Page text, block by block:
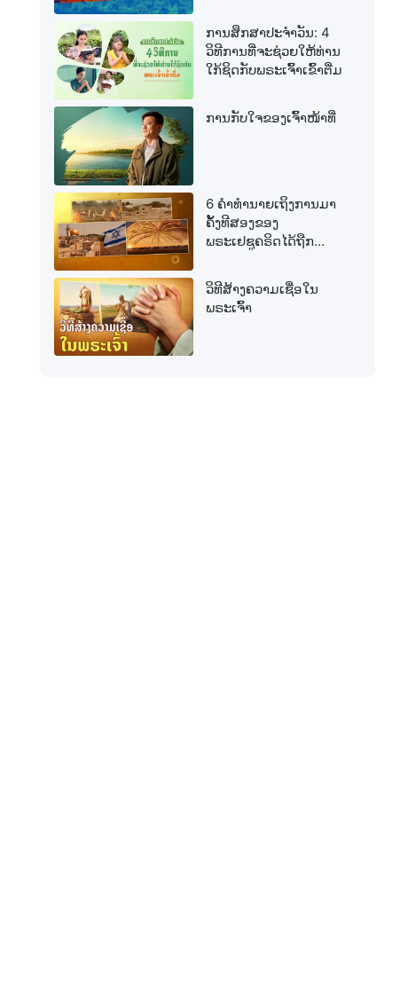
ການສຶກສາປະຈໍາວັນ: 4
ວິທີການທີ່ຈະຊ່ວຍໃຫ້ທ່ານ
ໃກ້ຊິດກັບພຣະເຈົ້າເຂົ້າຕື່ມ
ການກັບໃຈຂອງເຈົ້າໜ້າທີ່
6 ຄຳທຳນາຍເຖິງການມາ
ຄັ້ງທີສອງຂອງ
ພຣະເຢຊູຄຣິດໄດ້ຖືກ
ວິທີສ້າງຄວາມເຊື່ອໃນ
ພຣະເຈົ້າ